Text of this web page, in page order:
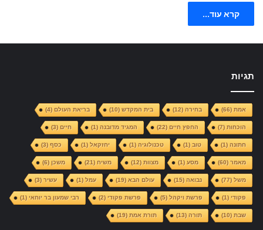
קרא עוד...
תגיות
אמת(66) בחירה(12) בית המקדש(10) בריאת העולם(4)
הוכחות(7) החפץ חיים(22) המגיד מדובנה(1) חיים(3)
חתונה(1) טוב(1) טכנולוגיה(1) יחזקאל(1) כסף(3)
מאמר(60) מסע(1) מצוות(12) משיח(21) משכן(6)
משל(77) נבואה(15) עולם הבא(19) עמל(1) עשיר(3)
פקודי (1) פרשת ויקהל(5) פרשת פקודי (2) רבי שמעון בר יוחאי (1)
שבת(10) תורה(13) תורת אמת(19)